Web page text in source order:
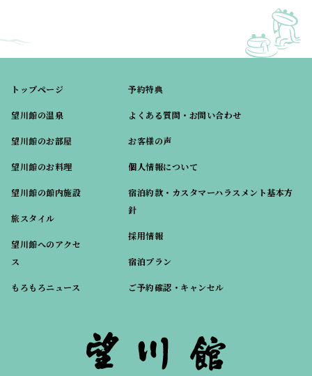
トップページ
望川館の温泉
望川館のお部屋
望川館のお料理
望川館の館内施設
旅スタイル
望川館へのアクセ
ス
もろもろニュース
予約特典
よくある質問・お問い合わせ
お客様の声
個人情報について
宿泊約款・カスタマーハラスメント基本方
針
採用情報
宿泊プラン
ご予約確認・キャンセル